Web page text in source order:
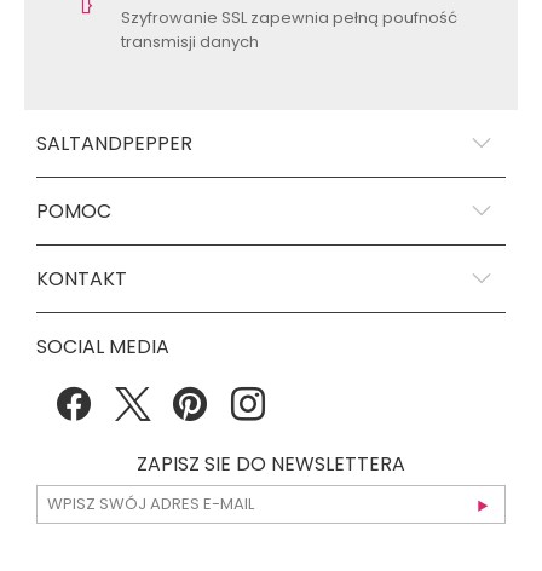
Szyfrowanie SSL zapewnia pełną poufność
transmisji danych
SALTANDPEPPER
POMOC
KONTAKT
SOCIAL MEDIA
ZAPISZ SIE DO NEWSLETTERA